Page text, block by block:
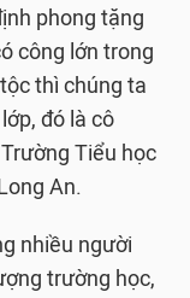
phong tặng
công lớn trong
thì chúng ta
đó là cô
Tiểu học
An.
nhiều người
trường học,